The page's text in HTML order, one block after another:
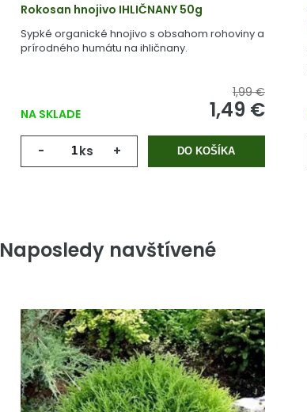
Rokosan hnojivo IHLIČNANY 50g
Sypké organické hnojivo s obsahom rohoviny a
prírodného humátu na ihličnany.
NA SKLADE
1,99 €
1,49 €
- ks + DO KOŠÍKA
Naposledy navštívené